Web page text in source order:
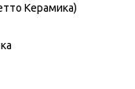
Керамика)